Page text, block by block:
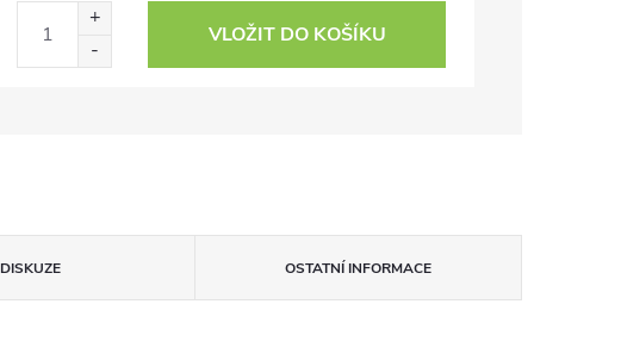
VLOŽIT DO KOŠÍKU
DISKUZE OSTATNÍ INFORMACE